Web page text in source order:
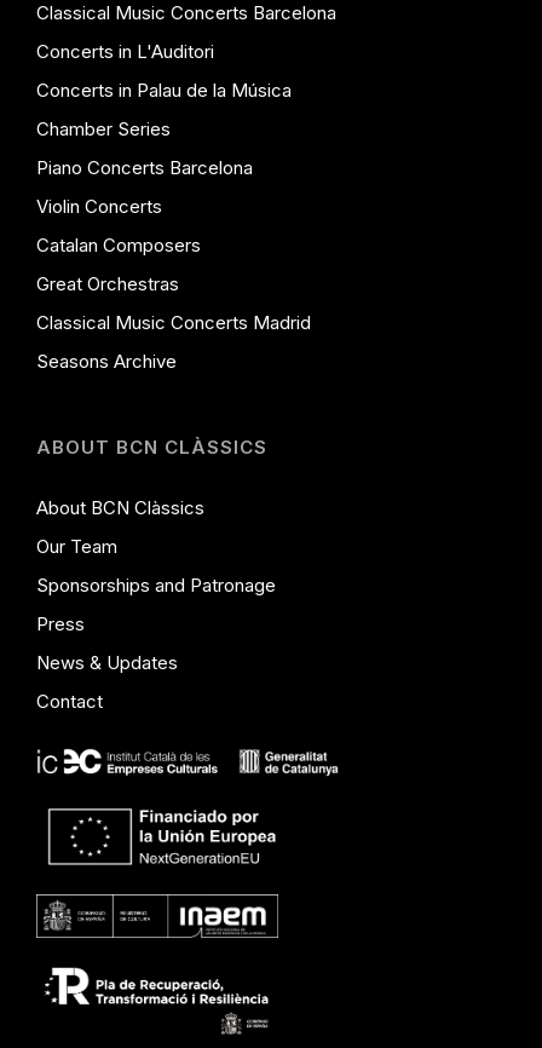
Classical Music Concerts Barcelona
Concerts in L'Auditori
Concerts in Palau de la Música
Chamber Series
Piano Concerts Barcelona
Violin Concerts
Catalan Composers
Great Orchestras
Classical Music Concerts Madrid
Seasons Archive
ABOUT BCN CLÀSSICS
About BCN Clàssics
Our Team
Sponsorships and Patronage
Press
News & Updates
Contact